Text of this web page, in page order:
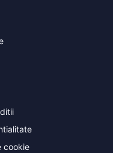
cookie